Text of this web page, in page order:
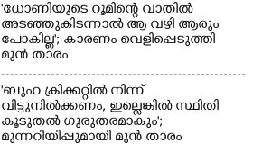
'ധോണിയുടെ റൂമിന്റെ വാതിൽ
അടഞ്ഞുകിടന്നാൽ ആ വഴി ആരും
പോകില്ല'; കാരണം വെളിപ്പെടുത്തി
മുൻ താരം
'ബുംറ ക്രിക്കറ്റിൽ നിന്ന്
വിട്ടുനിൽക്കണം, ഇല്ലെങ്കിൽ സ്ഥിതി
കൂടുതൽ ഗുരുതരമാകും';
മുന്നറിയിപ്പുമായി മുൻ താരം